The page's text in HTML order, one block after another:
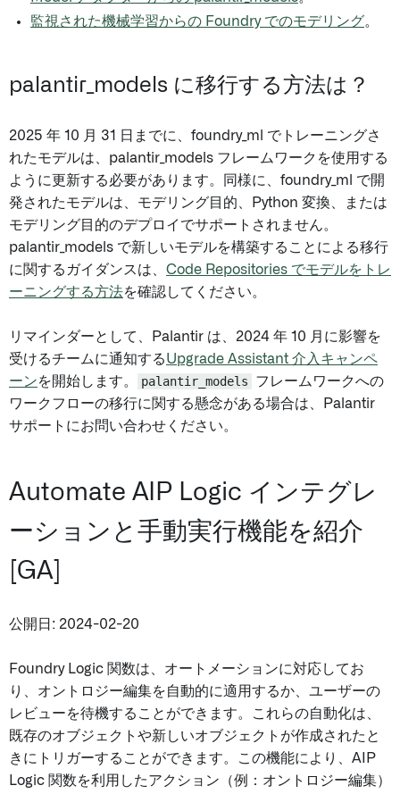
監視された機械学習からの Foundry でのモデリング。
palantir_models に移行する方法は？
2025 年 10 月 31 日までに、foundry_ml でトレーニングさ
れたモデルは、palantir_models フレームワークを使用する
ように更新する必要があります。同様に、foundry_ml で開
発されたモデルは、モデリング目的、Python 変換、または
モデリング目的のデプロイでサポートされません。
palantir_models で新しいモデルを構築することによる移行
に関するガイダンスは、 Code Repositories でモデルをトレ
ーニングする方法を確認してください。
リマインダーとして、Palantir は、2024 年 10 月に影響を
受けるチームに通知するUpgrade Assistant 介入キャンペ
ーンを開始します。 palantir_models
フレームワークへの
ワークフローの移行に関する懸念がある場合は、Palantir
サポートにお問い合わせください。
Automate AIP Logic インテグレ
ーションと手動実行機能を紹介
[GA]
公開日: 2024-02-20
Foundry Logic 関数は、オートメーションに対応してお
り、オントロジー編集を自動的に適用するか、ユーザーの
レビューを待機することができます。これらの自動化は、
既存のオブジェクトや新しいオブジェクトが作成されたと
きにトリガーすることができます。この機能により、AIP
Logic 関数を利用したアクション（例：オントロジー編集）